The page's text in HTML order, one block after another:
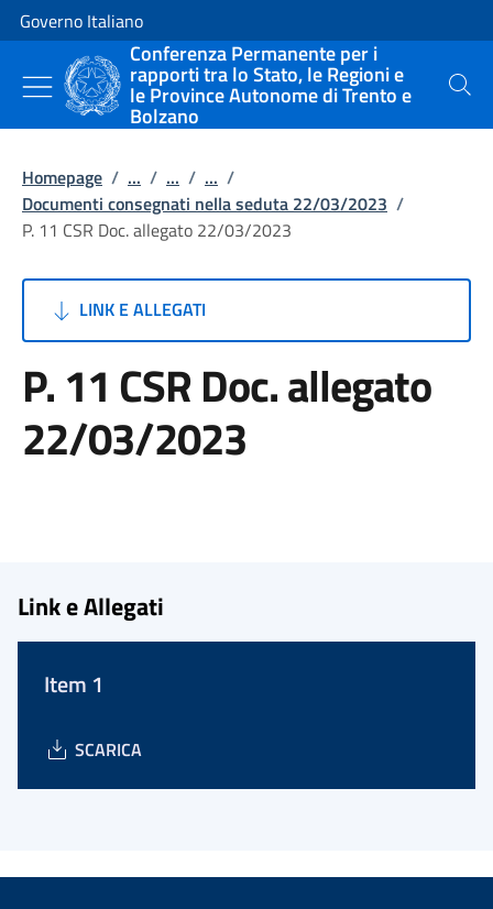
Vai al contenuto
Vai alla navigazione del sito
Governo Italiano
Conferenza Permanente per i
rapporti tra lo Stato, le Regioni e
le Province Autonome di Trento e
Bolzano
Cerca
Homepage / ... / ... / ... /
Documenti consegnati nella seduta 22/03/2023 /
P. 11 CSR Doc. allegato 22/03/2023
LINK E ALLEGATI
P. 11 CSR Doc. allegato
22/03/2023
Link e Allegati
Item 1
SCARICA